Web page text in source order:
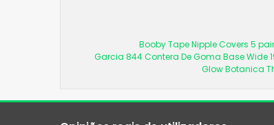
Booby Tape Nipple Covers 5
Garcia 844 Contera De Goma Base Wide
Glow Botanica